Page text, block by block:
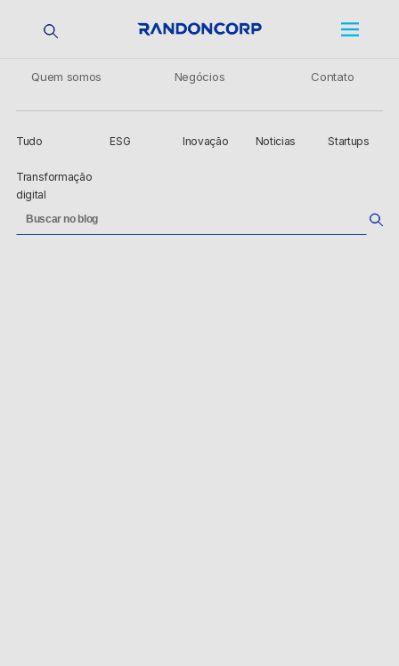
Quem somos Negócios Contato
Tudo ESG Inovação Noticias Startups
Transformação
digital